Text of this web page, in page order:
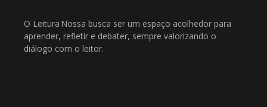
O Leitura Nossa busca ser um espaço acolhedor para
aprender, refletir e debater, sempre valorizando o
diálogo com o leitor.